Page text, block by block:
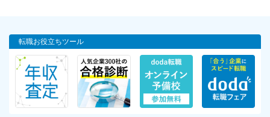
転職お役立ちツール